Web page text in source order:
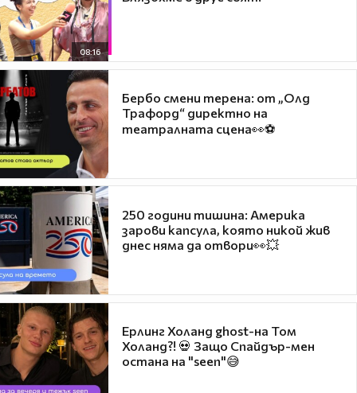
08:16
Бербо смени терена: от „Олд
Трафорд“ директно на
театралната сцена👀⚽
250 години тишина: Америка
зарови капсула, която никой жив
днес няма да отвори👀💥
Ерлинг Холанд ghost-на Том
Холанд?! 💀 Защо Спайдър-мен
остана на "seen"😅